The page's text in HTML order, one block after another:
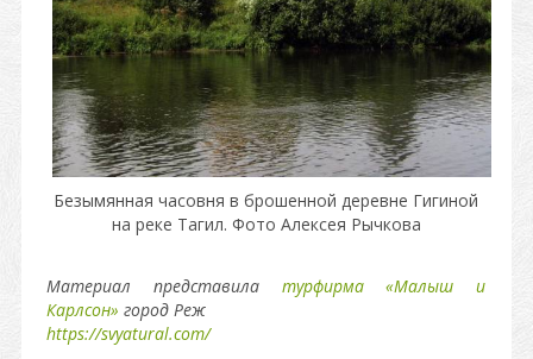
Безымянная часовня в брошенной деревне Гигиной
на реке Тагил. Фото Алексея Рычкова
Материал представила
турфирма «Малыш и
Карлсон» город Реж
https://svyatural.com/